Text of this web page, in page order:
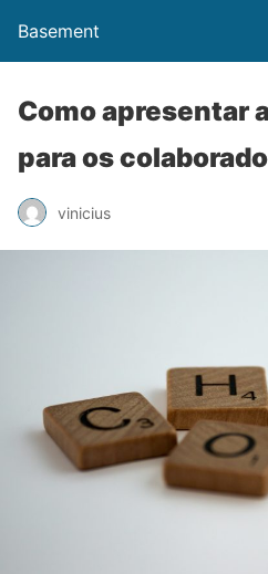
Basement
Como apresentar
para os
vinicius